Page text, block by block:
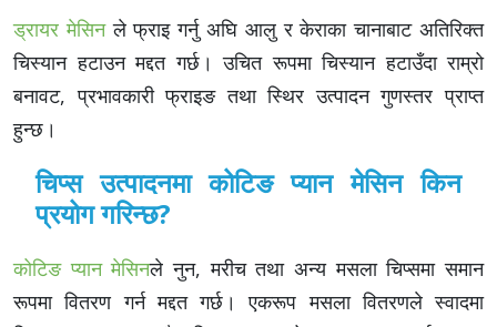
ड्रायर मेसिनले फ्राइ गर्नु अघि आलु र केराका चानाबाट अतिरिक्त
चिस्यान हटाउन मद्दत गर्छ। उचित रूपमा चिस्यान हटाउँदा राम्रो
बनावट, प्रभावकारी फ्राइङ तथा स्थिर उत्पादन गुणस्तर प्राप्त
हुन्छ।
चिप्स उत्पादनमा कोटिङ प्यान मेसिन किन
प्रयोग गरिन्छ?
कोटिङ प्यान मेसिनले नुन, मरीच तथा अन्य मसला चिप्समा समान
रूपमा वितरण गर्न मद्दत गर्छ। एकरूप मसला वितरणले स्वादमा